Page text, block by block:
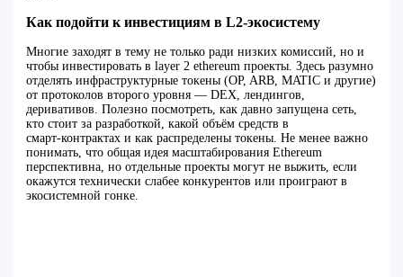
Как подойти к инвестициям в L2‑экосистему
Многие заходят в тему не только ради низких комиссий, но и
чтобы инвестировать в layer 2 ethereum проекты. Здесь разумно
отделять инфраструктурные токены (OP, ARB, MATIC и другие)
от протоколов второго уровня — DEX, лендингов,
деривативов. Полезно посмотреть, как давно запущена сеть,
кто стоит за разработкой, какой объём средств в
смарт‑контрактах и как распределены токены. Не менее важно
понимать, что общая идея масштабирования Ethereum
перспективна, но отдельные проекты могут не выжить, если
окажутся технически слабее конкурентов или проиграют в
экосистемной гонке.